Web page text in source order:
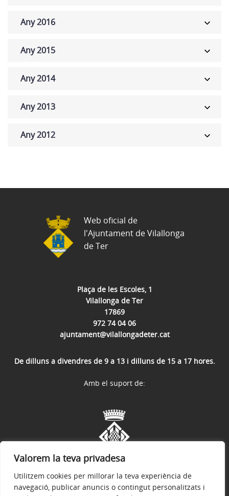
Valorem la teva privadesa
Utilitzem cookies per millorar la teva experiència de
navegació, publicar anuncis o contingut personalitzats i
Any 2016
Any 2015
Any 2014
Any 2013
Any 2012
Plaça de les Escoles, 1
Vilallonga de Ter
17869
972 74 04 06
ajuntament@vilallongadeter.cat
De dilluns a divendres de 9 a 13 i dilluns de 15 a 17 hores.
Web oficial de
l'Ajuntament de Vilallonga
de Ter
Amb el suport de: